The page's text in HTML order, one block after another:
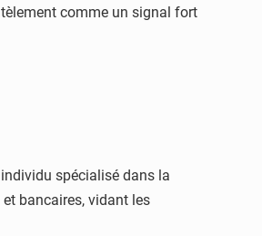
comme un signal fort
spécialisé dans la
bancaires, vidant les